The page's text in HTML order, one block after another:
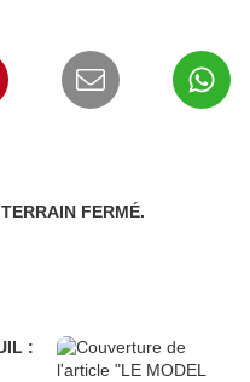
RISQUE INCENDIE TRÉS ÉLEVÉ : TERRAIN FERMÉ.